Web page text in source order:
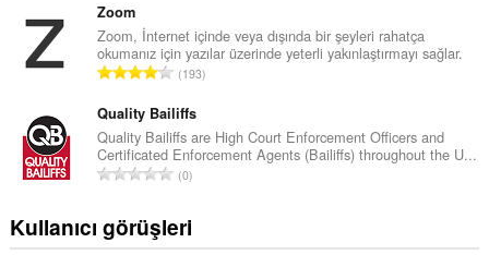
s
ı
:
s
a
y
ı
s
ı
:
l
a
m
y
s
a
y
s
Zoom
Zoom, İnternet içinde veya dışında bir şeyleri rahatça
okumanız için yazılar üzerinde yeterli yakınlaştırmayı sağlar.
T
p
l
a
m
y
s
193
Quality Bailiffs
Quality Bailiffs are High Court Enforcement Officers and
Certificated Enforcement Agents (Bailiffs) throughout the U...
T
l
0
Kullanıcı görüşleri